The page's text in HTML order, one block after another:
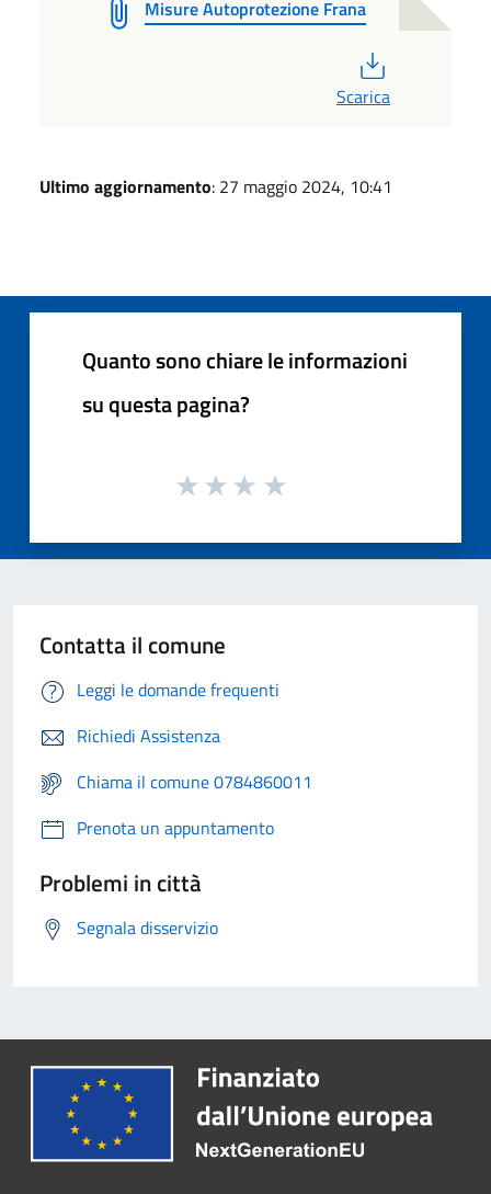
Misure Autoprotezione Frana
Scarica
Ultimo aggiornamento: 27 maggio 2024, 10:41
Quanto sono chiare le informazioni
su questa pagina?
Contatta il comune
Leggi le domande frequenti
Richiedi Assistenza
Chiama il comune 0784860011
Prenota un appuntamento
Problemi in città
Segnala disservizio